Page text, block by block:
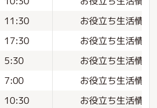
11:30 お役立ち生活情報
17:30 お役立ち生活情報
5:30 お役立ち生活情報
7:00 お役立ち生活情報
10:30 お役立ち生活情報